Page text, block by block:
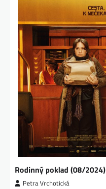
Rodinný poklad (08/2024)
Petra Vrchotická